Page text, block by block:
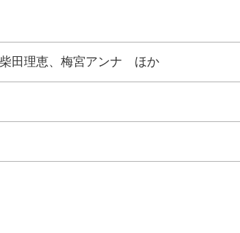
田理恵、梅宮アンナ ほか